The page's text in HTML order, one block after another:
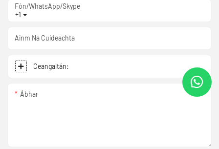
+1
Fón/WhatsApp/Skype
Ainm Na Cuideachta
Ceangaltán:
Ábhar